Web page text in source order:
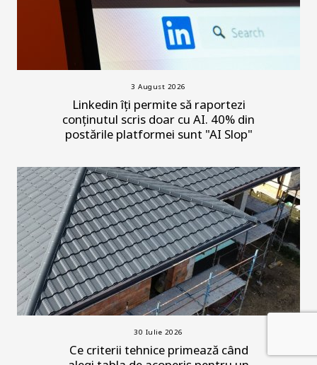
3 August 2026
Linkedin îți permite să raportezi
conținutul scris doar cu AI. 40% din
postările platformei sunt "AI Slop"
30 Iulie 2026
Ce criterii tehnice primează când